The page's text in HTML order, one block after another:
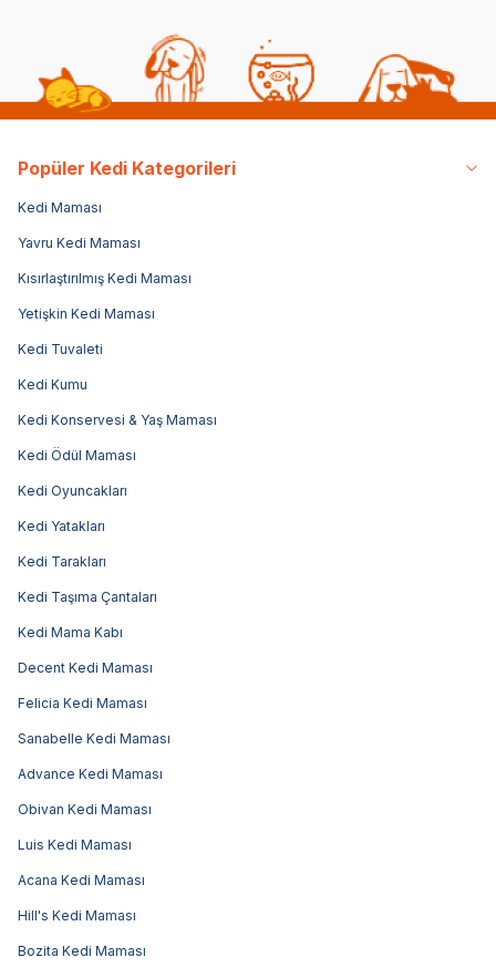
Popüler Kedi Kategorileri
Kedi Maması
Yavru Kedi Maması
Kısırlaştırılmış Kedi Maması
Yetişkin Kedi Maması
Kedi Tuvaleti
Kedi Kumu
Kedi Konservesi & Yaş Maması
Kedi Ödül Maması
Kedi Oyuncakları
Kedi Yatakları
Kedi Tarakları
Kedi Taşıma Çantaları
Kedi Mama Kabı
Decent Kedi Maması
Felicia Kedi Maması
Sanabelle Kedi Maması
Advance Kedi Maması
Obivan Kedi Maması
Luis Kedi Maması
Acana Kedi Maması
Hill's Kedi Maması
Bozita Kedi Maması